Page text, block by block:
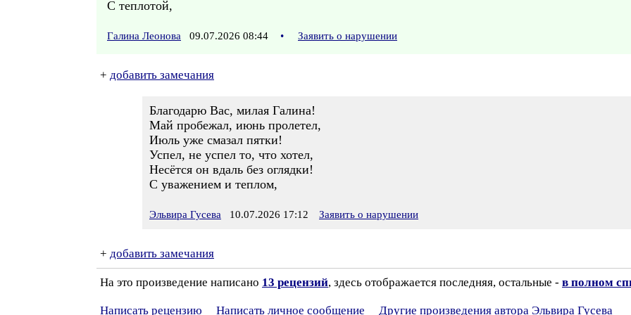
С теплотой,
Галина Леонова 09.07.2026 08:44 • Заявить о нарушении
+ добавить замечания
Благодарю Вас, милая Галина!
Май пробежал, июнь пролетел,
Июль уже смазал пятки!
Успел, не успел то, что хотел,
Несётся он вдаль без оглядки!
С уважением и теплом,
Эльвира Гусева 10.07.2026 17:12 Заявить о нарушении
+ добавить замечания
На это произведение написано 13 рецензий, здесь отображается последняя, остальные - в полном
Написать рецензию Написать личное сообщение Другие произведения автора Эльвира Гусева